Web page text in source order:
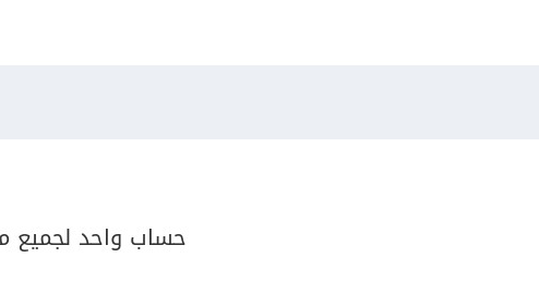
حساب واحد لجميع